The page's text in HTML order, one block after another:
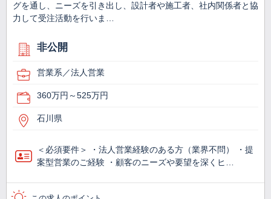
グを通し、ニーズを引き出し、設計者や施工者、社内関係者と協
力して受注活動を行いま…
非公開
営業系／法人営業
360万円～525万円
石川県
＜必須要件＞ ・法人営業経験のある方（業界不問） ・提
案型営業のご経験 ・顧客のニーズや要望を深くヒ…